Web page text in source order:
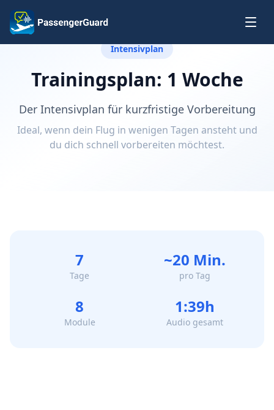
Zum Inhalt springen
Intensivplan
Trainingsplan: 1 Woche
Der Intensivplan für kurzfristige Vorbereitung
Ideal, wenn dein Flug in wenigen Tagen ansteht und
du dich schnell vorbereiten möchtest.
7
Tage
~20 Min.
pro Tag
8
Module
1:39h
Audio gesamt